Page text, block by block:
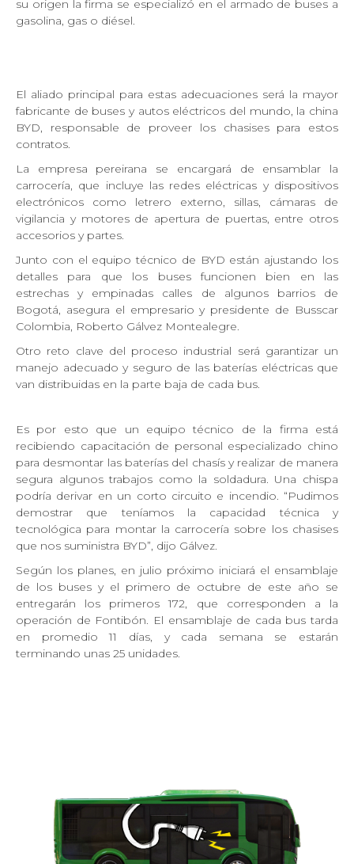
su origen la firma se especializó en el armado de buses a
gasolina, gas o diésel.
El aliado principal para estas adecuaciones será la mayor
fabricante de buses y autos eléctricos del mundo, la china
BYD, responsable de proveer los chasises para estos
contratos.
La empresa pereirana se encargará de ensamblar la
carrocería, que incluye las redes eléctricas y dispositivos
electrónicos como letrero externo, sillas, cámaras de
vigilancia y motores de apertura de puertas, entre otros
accesorios y partes.
Junto con el equipo técnico de BYD están ajustando los
detalles para que los buses funcionen bien en las
estrechas y empinadas calles de algunos barrios de
Bogotá, asegura el empresario y presidente de Busscar
Colombia, Roberto Gálvez Montealegre.
Otro reto clave del proceso industrial será garantizar un
manejo adecuado y seguro de las baterías eléctricas que
van distribuidas en la parte baja de cada bus.
Es por esto que un equipo técnico de la firma está
recibiendo capacitación de personal especializado chino
para desmontar las baterías del chasís y realizar de manera
segura algunos trabajos como la soldadura. Una chispa
podría derivar en un corto circuito e incendio. “Pudimos
demostrar que teníamos la capacidad técnica y
tecnológica para montar la carrocería sobre los chasises
que nos suministra BYD”, dijo Gálvez.
Según los planes, en julio próximo iniciará el ensamblaje
de los buses y el primero de octubre de este año se
entregarán los primeros 172, que corresponden a la
operación de Fontibón. El ensamblaje de cada bus tarda
en promedio 11 días, y cada semana se estarán
terminando unas 25 unidades.